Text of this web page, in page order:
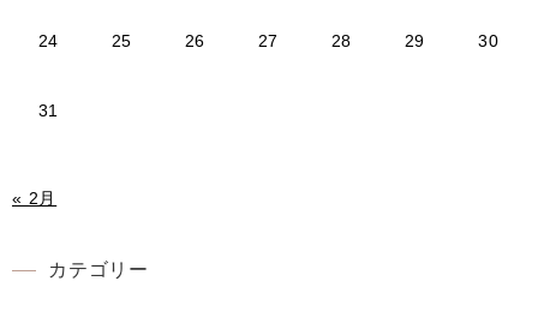
24 25 26 27 28 29 30
31
« 2月
カテゴリー